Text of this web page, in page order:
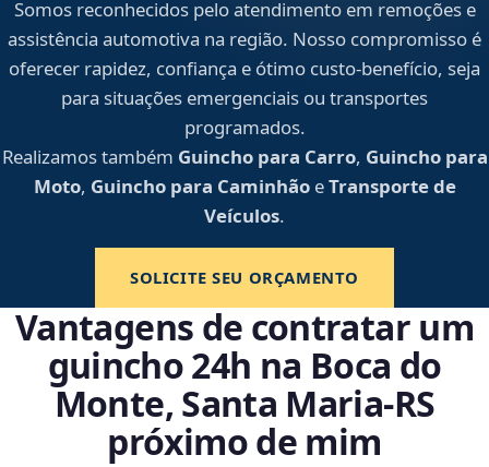
Somos reconhecidos pelo atendimento em remoções e
assistência automotiva na região. Nosso compromisso é
oferecer rapidez, confiança e ótimo custo-benefício, seja
para situações emergenciais ou transportes
programados.
Realizamos também Guincho para Carro, Guincho para
Moto, Guincho para CaminhãoeTransporte de
Veículos.
SOLICITE SEU ORÇAMENTO
Vantagens de contratar um
guincho 24h na Boca do
Monte, Santa Maria‑RS
próximo de mim